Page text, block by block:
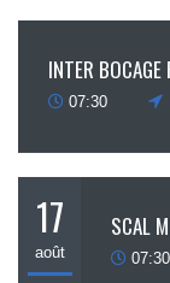
INTER BOCAGE
07:30
17
août
SCAL
07:30